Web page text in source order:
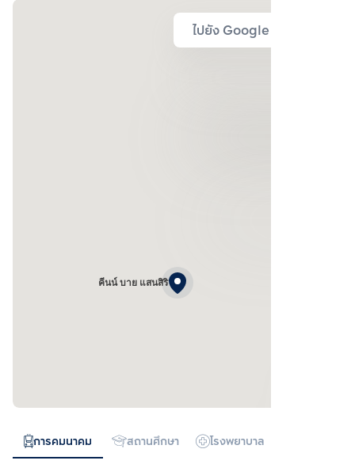
ไปยัง Google Map
คีนน์ บาย แสนสิริ
การคมนาคม สถานศึกษา โรงพยาบาล